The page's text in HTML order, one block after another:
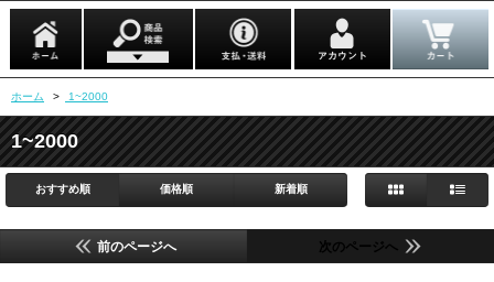
ホーム > 1~2000
1~2000
おすすめ順 価格順 新着順
前のページへ 次のページへ